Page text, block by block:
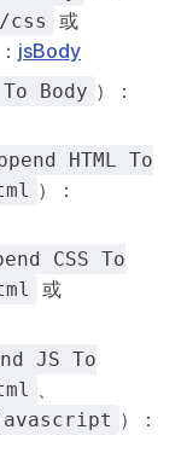
或
jsBody
Body ）：
HTML To
）：
CSS To
或
JS To
、
）：